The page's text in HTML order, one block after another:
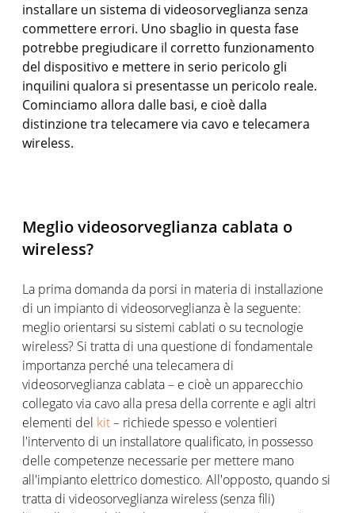
installare un sistema di videosorveglianza senza
commettere errori. Uno sbaglio in questa fase
potrebbe pregiudicare il corretto funzionamento
del dispositivo e mettere in serio pericolo gli
inquilini qualora si presentasse un pericolo reale.
Cominciamo allora dalle basi, e cioè dalla
distinzione tra telecamere via cavo e telecamera
wireless.
Meglio videosorveglianza cablata o
wireless?
La prima domanda da porsi in materia di installazione
di un impianto di videosorveglianza è la seguente:
meglio orientarsi su sistemi cablati o su tecnologie
wireless? Si tratta di una questione di fondamentale
importanza perché una telecamera di
videosorveglianza cablata – e cioè un apparecchio
collegato via cavo alla presa della corrente e agli altri
elementi del kit– richiede spesso e volentieri
l'intervento di un installatore qualificato, in possesso
delle competenze necessarie per mettere mano
all'impianto elettrico domestico. All'opposto, quando si
tratta di videosorveglianza wireless (senza fili)